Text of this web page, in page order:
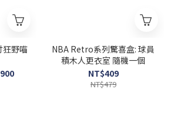
狂野喵
NBA Retro系列驚喜盒: 球員
積木人更衣室 隨機一個
NT$409
NT$479